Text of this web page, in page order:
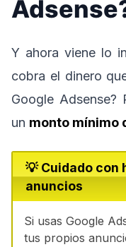
Y ahora viene lo
cobra el dinero
Google Adsense?
un monto mínimo
💡 Cuidado con
anuncios
Si usas Google
tus propios